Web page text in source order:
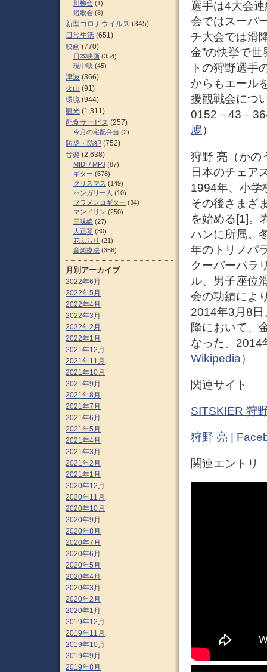
選手は4大会
会ではスーパ
チ大会では滑
金”の快挙で
トの狩野選手
からもエール
援観戦会につ
0152－43－
鳩）
狩野 亮（かの
日本のチェア
1994年、小学
その後さまざ
を始める[1]。
ハンに所属。
年のトリノパ
クーバーパラ
ル、男子座位
会の功績によ
2014年3月8日
降において、
なった。2014
Wikipedia）
関連サイト
SITSKIER 狩
狩野 亮 |
関連エントリ
川柳会 (1)
短歌会 (8)
新型コロナウイルス (345)
日常生活 (651)
映画 (770)
日本映画 (354)
現中映 (45)
津波 (366)
火山 (91)
環境 (944)
観光 (1,311)
配食サービス (257)
今月の宅配弁当 (2)
防災・防犯 (752)
音楽 (2,638)
MIDI / MP3 (87)
ギター (678)
クリスマス (149)
ハンガリー人 (10)
フラメンコギター (34)
マンドリン (250)
三味線 (27)
大正琴 (30)
花ふらり (21)
音楽療法 (356)
月別アーカイブ
2022年6月
2022年5月
2022年4月
2022年3月
2022年2月
2022年1月
2021年12月
2021年11月
2021年10月
2021年9月
2021年8月
2021年7月
2021年6月
2021年5月
2021年4月
2021年3月
2021年2月
2021年1月
2020年12月
2020年11月
2020年10月
2020年9月
2020年8月
2020年7月
2020年6月
2020年5月
2020年4月
2020年3月
2020年2月
2020年1月
2019年12月
2019年11月
2019年10月
2019年9月
2019年8月